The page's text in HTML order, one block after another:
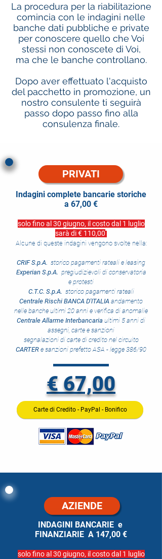
La procedura per la riabilitazione
comincia con le indagini nelle
banche dati pubbliche e private
per conoscere quello che Voi
stessi non conoscete di Voi,
ma che le banche controllano.
Dopo aver effettuato l'acquisto
del pacchetto in promozione, un
nostro consulente ti seguirà
passo dopo passo fino alla
consulenza finale.
PRIVATI
Indagini complete bancarie storiche
a 67,00 €
solo fino al 30 giugno, il costo dal 1 luglio
sarà di € 110,00
Alcune di queste indagini vengono svolte nella:
CRIF S.p.A. storico pagamenti rateali e leasing
Experian S.p.A. pregiudizievoli di conservatoria
e protesti
C.T.C. S.p.A. storico pagamenti rateali
Centrale Rischi BANCA D'ITALIA andamento
nelle banche ultimi 20 anni e verifica di anomalie
Centrale Allarme Interbancaria ultimi 5 anni di
assegni, carte e sanzioni
segnalazioni di carte di credito nel circuito
CARTER e sanzioni prefetto ASA - legge 386/90
€ 67,00
Carte di Credito - PayPal - Bonifico
AZIENDE
INDAGINI BANCARIE e
FINANZIARIE A 147,00 €
solo fino al 30 giugno, il costo dal 1 luglio